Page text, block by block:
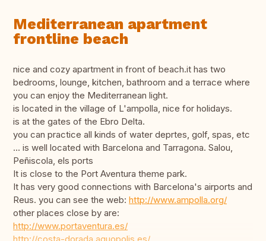
Mediterranean apartment
frontline beach
nice and cozy apartment in front of beach.it has two
bedrooms, lounge, kitchen, bathroom and a terrace where
you can enjoy the Mediterranean light.
is located in the village of L'ampolla, nice for holidays.
is at the gates of the Ebro Delta.
you can practice all kinds of water deprtes, golf, spas, etc
... is well located with Barcelona and Tarragona. Salou,
Peñiscola, els ports
It is close to the Port Aventura theme park.
It has very good connections with Barcelona's airports and
Reus. you can see the web: http://www.ampolla.org/
other places close by are:
http://www.portaventura.es/
http://costa-dorada.aquopolis.es/